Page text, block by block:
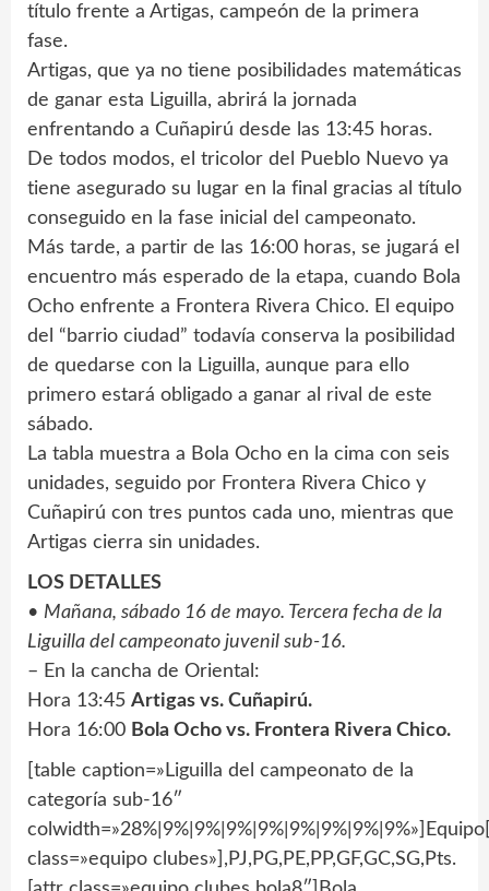
título frente a Artigas, campeón de la primera
fase.
Artigas, que ya no tiene posibilidades matemáticas
de ganar esta Liguilla, abrirá la jornada
enfrentando a Cuñapirú desde las 13:45 horas.
De todos modos, el tricolor del Pueblo Nuevo ya
tiene asegurado su lugar en la final gracias al título
conseguido en la fase inicial del campeonato.
Más tarde, a partir de las 16:00 horas, se jugará el
encuentro más esperado de la etapa, cuando Bola
Ocho enfrente a Frontera Rivera Chico. El equipo
del “barrio ciudad” todavía conserva la posibilidad
de quedarse con la Liguilla, aunque para ello
primero estará obligado a ganar al rival de este
sábado.
La tabla muestra a Bola Ocho en la cima con seis
unidades, seguido por Frontera Rivera Chico y
Cuñapirú con tres puntos cada uno, mientras que
Artigas cierra sin unidades.
LOS DETALLES
• Mañana, sábado 16 de mayo. Tercera fecha de la
Liguilla del campeonato juvenil sub-16.
– En la cancha de Oriental:
Hora 13:45 Artigas vs. Cuñapirú.
Hora 16:00 Bola Ocho vs. Frontera Rivera Chico.
[table caption=»Liguilla del campeonato de la
categoría sub-16″
class=»equipo clubes»],PJ,PG,PE,PP,GF,GC,SG,Pts.